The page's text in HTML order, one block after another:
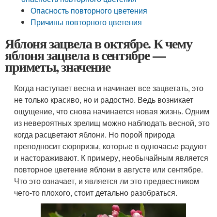
Опасность повторного цветения
Причины повторного цветения
Яблоня зацвела в октябре. К чему
яблоня зацвела в сентябре —
приметы, значение
Когда наступает весна и начинает все зацветать, это
не только красиво, но и радостно. Ведь возникает
ощущение, что снова начинается новая жизнь. Одним
из невероятных зрелищ можно наблюдать весной, это
когда расцветают яблони. Но порой природа
преподносит сюрпризы, которые в одночасье радуют
и настораживают. К примеру, необычайным является
повторное цветение яблони в августе или сентябре.
Что это означает, и является ли это предвестником
чего-то плохого, стоит детально разобраться.